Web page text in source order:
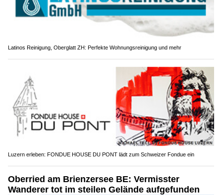
Latinos Reinigung, Oberglatt ZH: Perfekte Wohnungsreinigung und mehr
Luzern erleben: FONDUE HOUSE DU PONT lädt zum Schweizer Fondue ein
Oberried am Brienzersee BE: Vermisster
Wanderer tot im steilen Gelände aufgefunden